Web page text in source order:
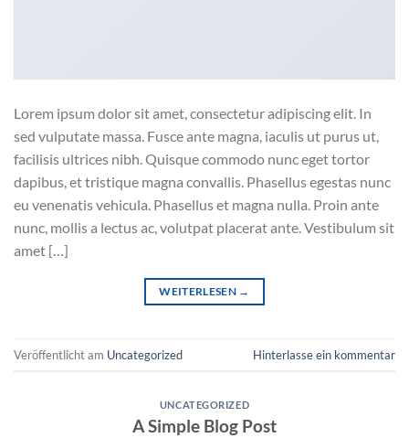
Lorem ipsum dolor sit amet, consectetur adipiscing elit. In
sed vulputate massa. Fusce ante magna, iaculis ut purus ut,
facilisis ultrices nibh. Quisque commodo nunc eget tortor
dapibus, et tristique magna convallis. Phasellus egestas nunc
eu venenatis vehicula. Phasellus et magna nulla. Proin ante
nunc, mollis a lectus ac, volutpat placerat ante. Vestibulum sit
amet […]
WEITERLESEN →
Veröffentlicht am Uncategorized Hinterlasse ein kommentar
UNCATEGORIZED
A Simple Blog Post